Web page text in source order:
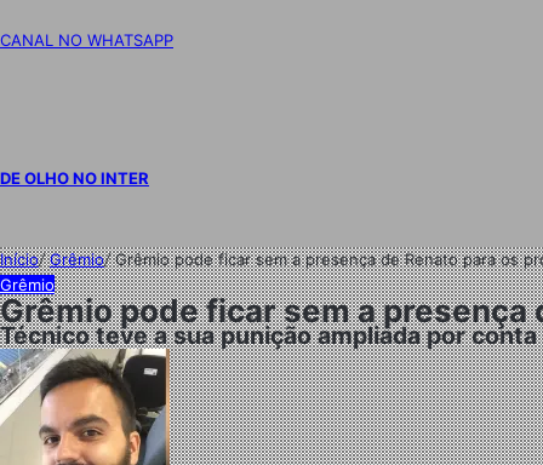
CANAL NO WHATSAPP
DE OLHO NO INTER
Início/Grêmio/Grêmio pode ficar sem a presença de Renato para os
Grêmio
Grêmio pode ficar sem a
Técnico teve a sua punição ampliada por